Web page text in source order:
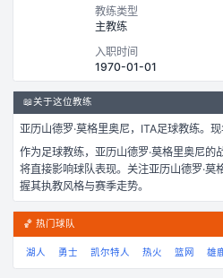
教练类型
主教练
入职时间
1970-01-01
📖关于这位教练
亚历山德罗·莫格里奥尼， ITA足球教练。 现
作为足球教练， 亚历山德罗·莫格里奥尼的
将直接影响球队表现。关注亚历山德罗·莫
握其执教风格与赛季走势。
🏀 热门球队
湖人 勇士 凯尔特人 热火 篮网 雄